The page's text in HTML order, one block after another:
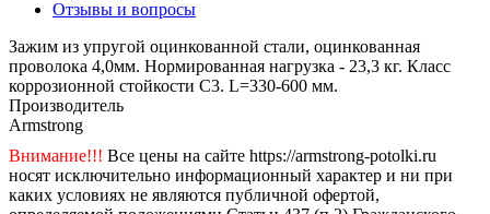
Отзывы и вопросы
Зажим из упругой оцинкованной стали, оцинкованная
проволока 4,0мм. Нормированная нагрузка - 23,3 кг. Класс
коррозионной стойкости C3. L=330-600 мм.
Производитель
Armstrong
Внимание!!! Все цены на сайте https://armstrong-potolki.ru
носят исключительно информационный характер и ни при
каких условиях не являются публичной офертой,